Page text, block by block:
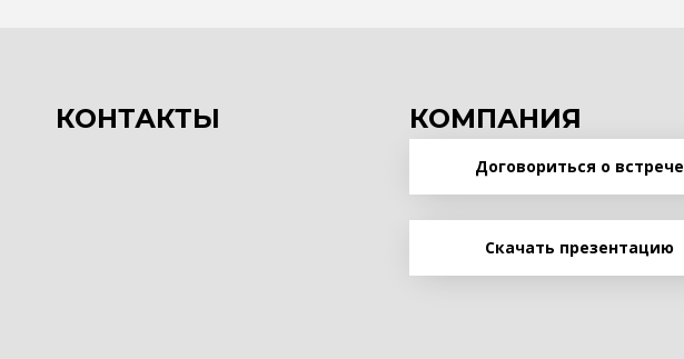
КОНТАКТЫ КОМПАНИЯ
Договориться о встрече
Скачать презентацию